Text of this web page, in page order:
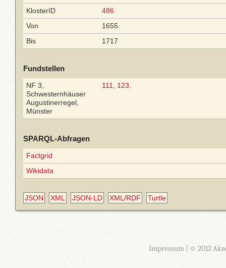
KlosterID
486
Von
1655
Bis
1717
Fundstellen
NF 3,
Schwesternhäuser
Augustinerregel,
Münster
111 123
SPARQL-Abfragen
Factgrid
Wikidata
JSON XML JSON-LD XML/RDF Turtle
Impressum| © 2012